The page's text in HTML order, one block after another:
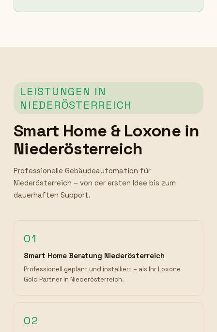
LEISTUNGEN IN
NIEDERÖSTERREICH
Smart Home & Loxone in
Niederösterreich
Professionelle Gebäudeautomation für
Niederösterreich – von der ersten Idee bis zum
dauerhaften Support.
01
Smart Home Beratung Niederösterreich
Professionell geplant und installiert – als Ihr Loxone
Gold Partner in Niederösterreich.
02